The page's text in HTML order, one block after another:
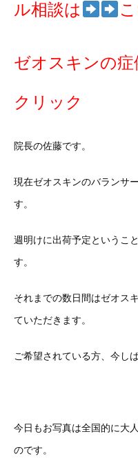
ル相談は
ゼオスキンの症
クリック
院長の佐藤です。
現在ゼオスキンのバランサ
す。
週明けに出荷予定というこ
す。
それまでの数日間はゼオス
ていただきます。
ご希望されている方、今し
今日もお写真は全国的に大
のです。